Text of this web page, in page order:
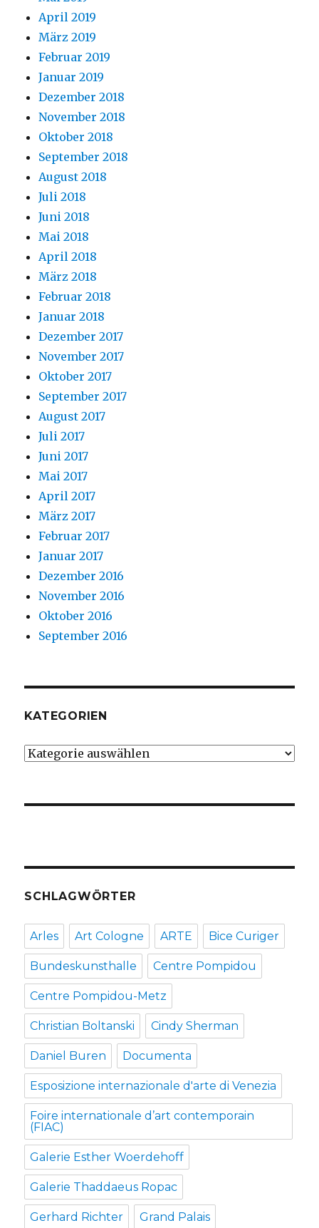
April 2019
März 2019
Februar 2019
Januar 2019
Dezember 2018
November 2018
Oktober 2018
September 2018
August 2018
Juli 2018
Juni 2018
Mai 2018
April 2018
März 2018
Februar 2018
Januar 2018
Dezember 2017
November 2017
Oktober 2017
September 2017
August 2017
Juli 2017
Juni 2017
Mai 2017
April 2017
März 2017
Februar 2017
Januar 2017
Dezember 2016
November 2016
Oktober 2016
September 2016
KATEGORIEN
Kategorien
SCHLAGWÖRTER
Arles Art Cologne ARTE Bice Curiger
Bundeskunsthalle Centre Pompidou
Centre Pompidou-Metz
Christian Boltanski Cindy Sherman
Daniel Buren Documenta
Esposizione internazionale d'arte di Venezia
Foire internationale d’art contemporain
(FIAC)
Galerie Esther Woerdehoff
Galerie Thaddaeus Ropac
Gerhard Richter Grand Palais